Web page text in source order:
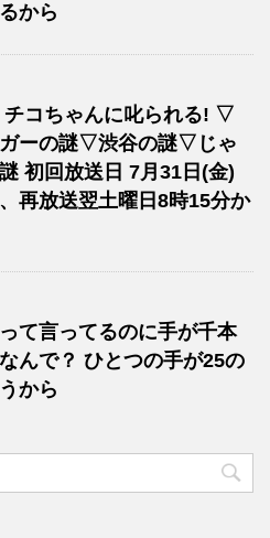
から
チコちゃんに叱られる! ▽
ーの謎▽渋谷の謎▽じゃ
初回放送日 7月31日(金)
再放送翌土曜日8時15分か
て言ってるのに手が千本
んで？ ひとつの手が25の
から